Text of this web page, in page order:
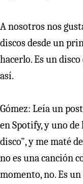
A nosotros nos
discos desde un
hacerlo. Es un
así.
Gómez: Leía un
en Spotify, y uno
disco", y me maté
no es una canción
momento, no. Es